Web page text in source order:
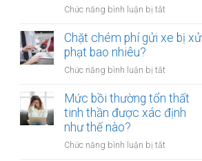
sắt
xử
nào?
Chức năng bình luận bị tắt
không
chứng
lập
di
Chặt chém phí gửi xe bị xử
phạt bao nhiêu?
Chức năng bình luận bị tắt
chém
phí
gửi
bị
Mức bồi thường tổn thất
tinh thần được xác định
như thế nào?
Chức năng bình luận bị tắt